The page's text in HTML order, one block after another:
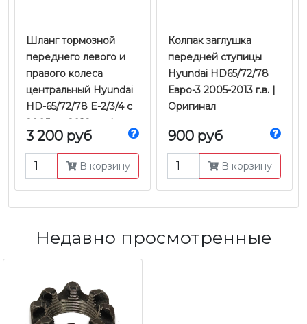
Шланг тормозной
переднего левого и
правого колеса
центральный Hyundai
HD-65/72/78 E-2/3/4 с
2005 по 2018 г.в. |
Оригинал
3 200 руб
В корзину
Колпак заглушка
передней ступицы
Hyundai HD65/72/78
Евро-3 2005-2013 г.в. |
Оригинал
900 руб
В корзину
Недавно просмотренные